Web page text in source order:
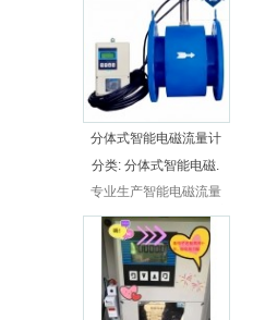
量计，一体式插入，还是
分体式插入电磁流量计，
厂家直接供应，比市场便
宜30%以上，超长保质，
无忧售后。
分体式智能电磁流量计
分类: 分体式智能电磁.
专业生产智能电磁流量
量计，还是分体式电磁流
量计，一体式插入，还是
分体式插入电磁流量计，
厂家直接供应，比市场便
宜30%以上，超长保质，